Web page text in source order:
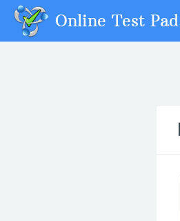
Online Test Pad